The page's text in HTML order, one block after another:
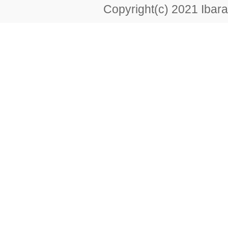
Copyright(c) 2021